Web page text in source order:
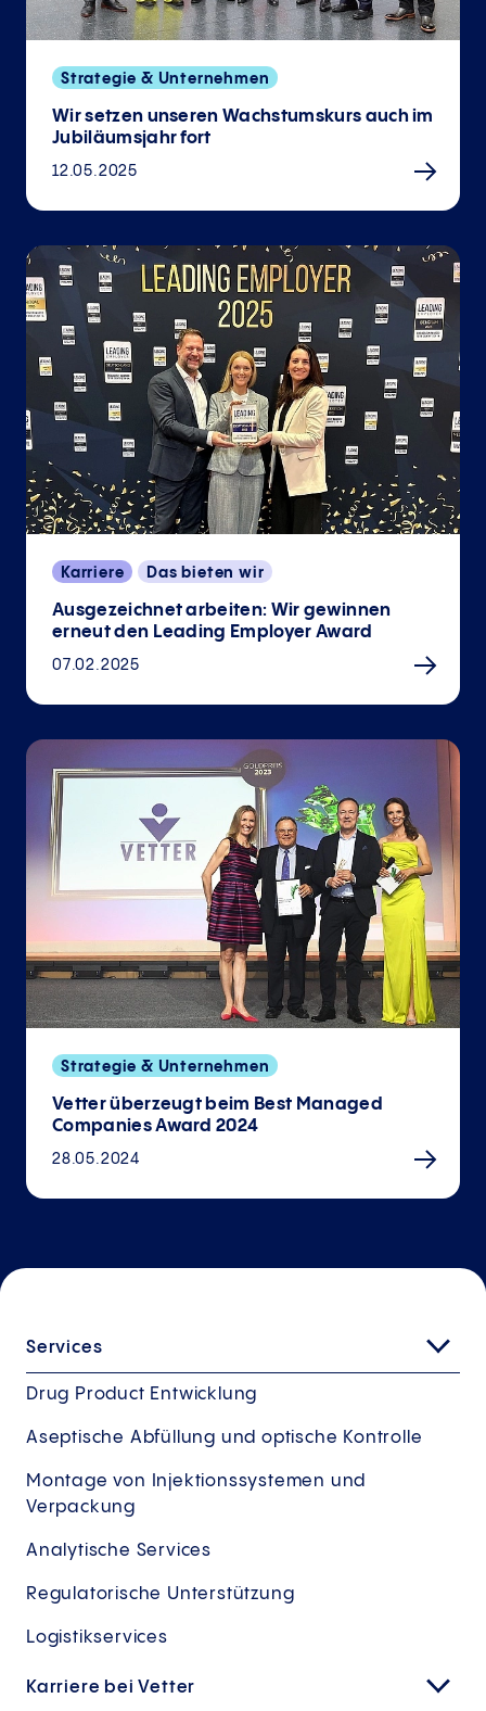
Strategie & Unternehmen
Wir setzen unseren Wachstumskurs auch im
Jubiläumsjahr fort
12.05.2025
Karriere Das bieten wir
Ausgezeichnet arbeiten: Wir gewinnen
erneut den Leading Employer Award
07.02.2025
Strategie & Unternehmen
Vetter überzeugt beim Best Managed
Companies Award 2024
28.05.2024
Services
Drug Product Entwicklung
Aseptische Abfüllung und optische Kontrolle
Montage von Injektionssystemen und
Verpackung
Analytische Services
Regulatorische Unterstützung
Logistikservices
Karriere bei Vetter